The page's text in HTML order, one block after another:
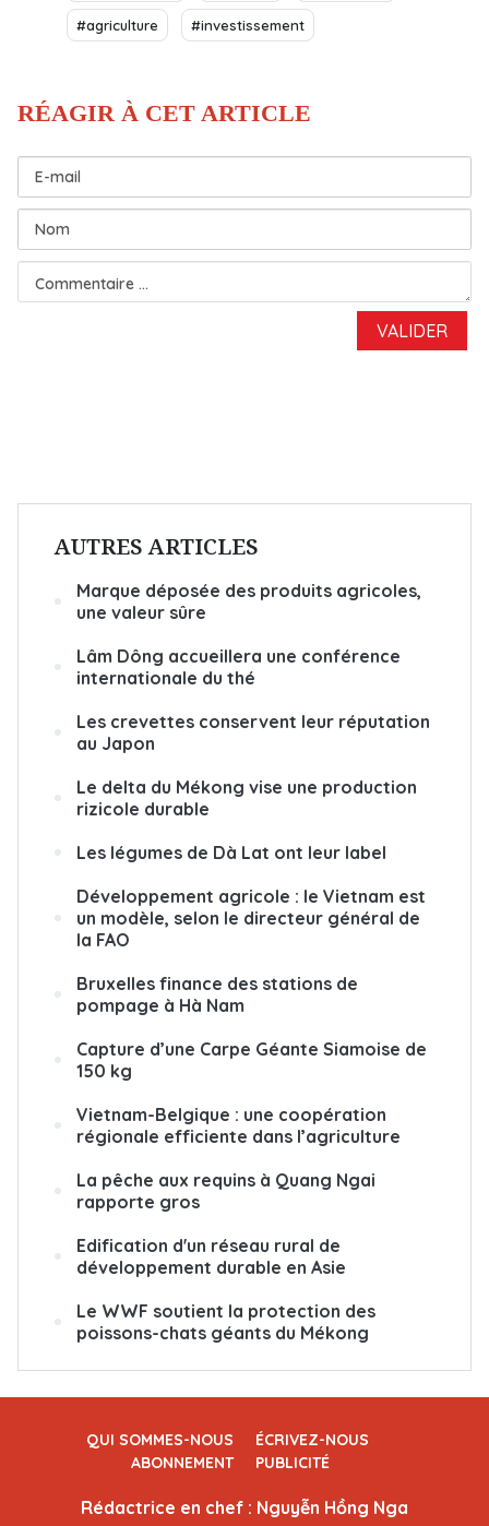
#agriculture #investissement
AUTRES ARTICLES
Marque déposée des produits agricoles,
une valeur sûre
Lâm Dông accueillera une conférence
internationale du thé
Les crevettes conservent leur réputation
au Japon
Le delta du Mékong vise une production
rizicole durable
Les légumes de Dà Lat ont leur label
Développement agricole : le Vietnam est
un modèle, selon le directeur général de
la FAO
Bruxelles finance des stations de
pompage à Hà Nam
Capture d’une Carpe Géante Siamoise de
150 kg
Vietnam-Belgique : une coopération
régionale efficiente dans l’agriculture
La pêche aux requins à Quang Ngai
rapporte gros
Edification d'un réseau rural de
développement durable en Asie
Le WWF soutient la protection des
poissons-chats géants du Mékong
QUI SOMMES-NOUS
ÉCRIVEZ-NOUS
ABONNEMENT
PUBLICITÉ
Rédactrice en chef : Nguyễn Hồng Nga